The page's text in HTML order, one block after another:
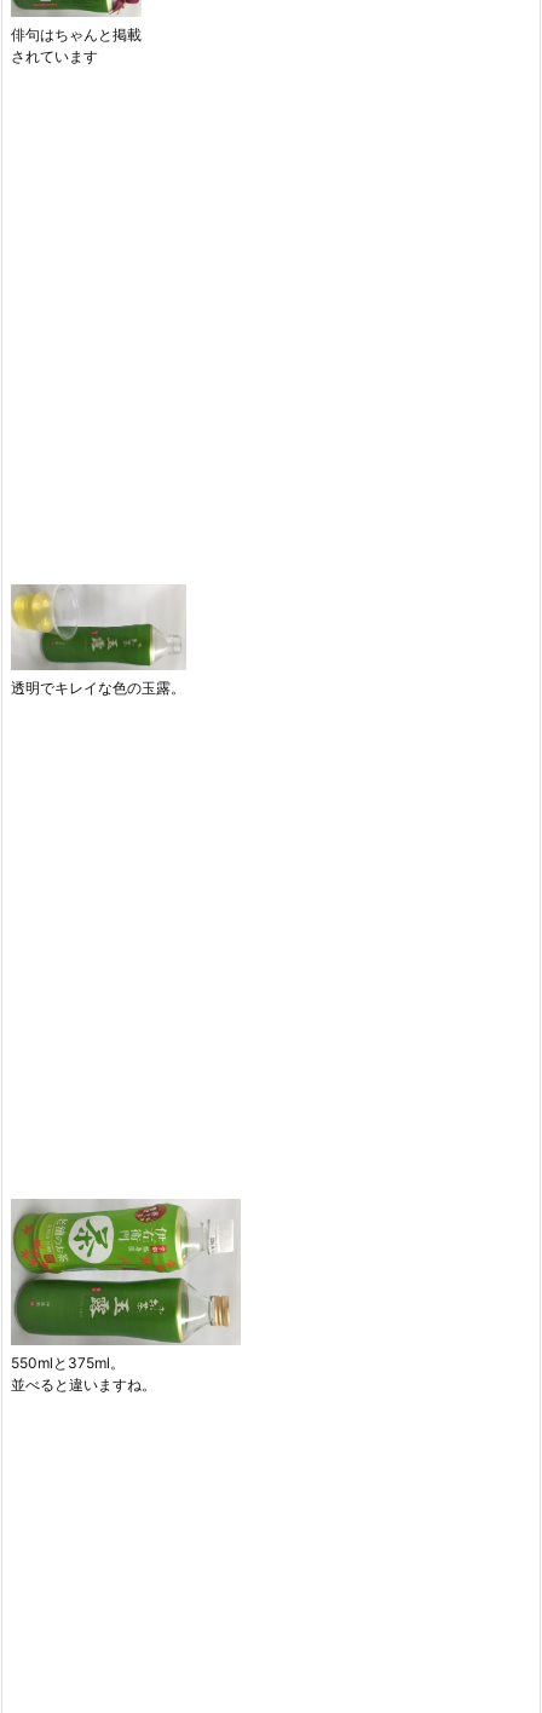
俳句はちゃんと掲載
されています
透明でキレイな色の玉露。
550mlと375ml。
並べると違いますね。